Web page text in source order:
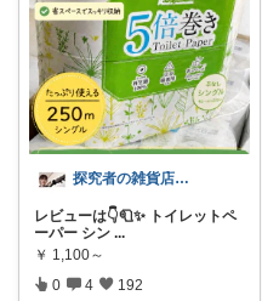
探究者の雑貨店⭐︎ ☀️🌻🍉✨
レビューは👇🧻✨ トイレットペ
ーパー シン ...
￥ 1,100～
0 4 192